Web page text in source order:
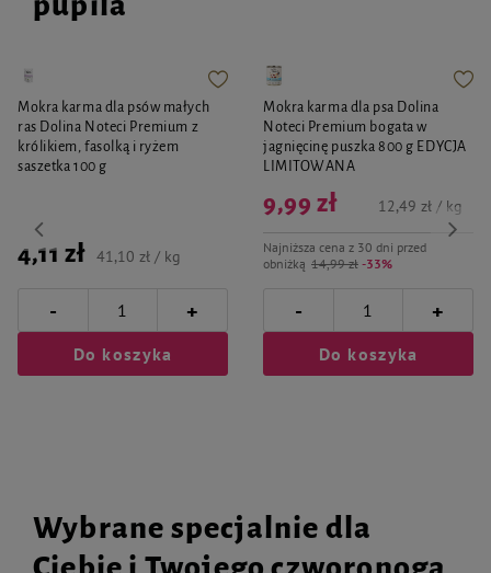
Mokra karma dla psów małych
ras Dolina Noteci Premium z
królikiem, fasolką i ryżem
saszetka 100 g
4,11 zł 41,10 zł / kg
- +
Do koszyka
Mokra karma dla psa Dolina
Noteci Premium bogata w
jagnięcinę puszka 800 g EDYCJA
LIMITOWANA
Najniższa cena z 30 dni przed
obniżką 14,99 zł -33%
9,99 zł 12,49 zł / kg
- +
Do koszyka
Wybrane specjalnie dla